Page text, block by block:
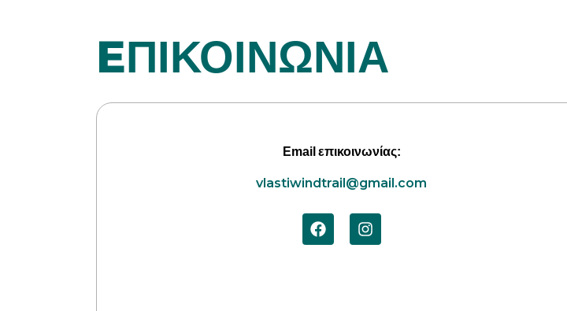
EΠΙΚΟΙΝΩΝΙΑ
Email επικοινωνίας:
vlastiwindtrail @gmail .com